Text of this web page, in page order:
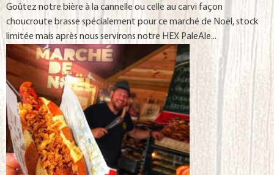
Goûtez notre bière à la cannelle ou celle au carvi façon
choucroute brasse spécialement pour ce marché de Noël, stock
limitée mais après nous servirons notre HEX PaleAle...